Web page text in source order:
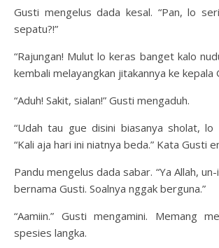
Gusti mengelus dada kesal. “Pan, lo
sepatu?!”
“Rajungan! Mulut lo keras banget kalo
kembali melayangkan jitakannya ke kepala
“Aduh! Sakit, sialan!” Gusti mengaduh.
“Udah tau gue disini biasanya sholat, lo
“Kali aja hari ini niatnya beda.” Kata Gusti
Pandu mengelus dada sabar. “Ya Allah,
bernama Gusti. Soalnya nggak berguna.”
“Aamiin.” Gusti mengamini. Memang
spesies langka.